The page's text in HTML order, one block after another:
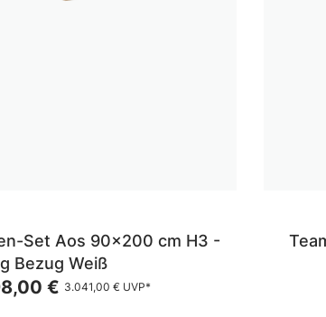
Set Aos 90x200 cm H3 -
Bezug Weiß
€ 3.041,00 € UVP*